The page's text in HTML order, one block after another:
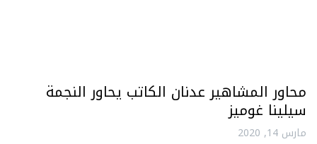
محاور المشاهير عدنان الكاتب يحاور النجمة
سيلينا غوميز
مارس 14, 2020